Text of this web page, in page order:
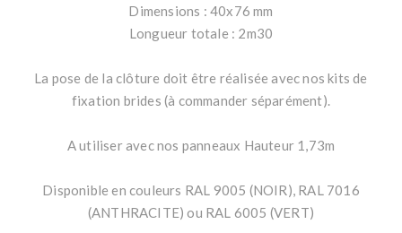
Dimensions : 40x76 mm
Longueur totale : 2m30
La pose de la clôture doit être réalisée avec nos kits de
fixation brides (à commander séparément).
A utiliser avec nos panneaux Hauteur 1,73m
Disponible en couleurs RAL 9005 (NOIR), RAL 7016
(ANTHRACITE) ou RAL 6005 (VERT)